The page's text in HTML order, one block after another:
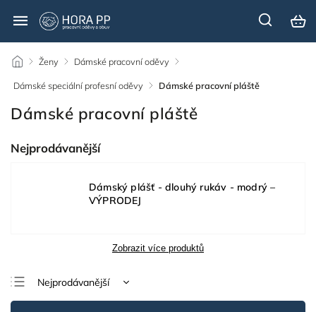
/ Ženy / Dámské pracovní oděvy /
Dámské speciální profesní oděvy / Dámské pracovní pláště
Dámské pracovní pláště
Nejprodávanější
Dámský plášť - dlouhý rukáv - modrý –
VÝPRODEJ
Zobrazit více produktů
Nejprodávanější
Nejlevnější